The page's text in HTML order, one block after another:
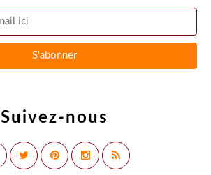
Suivez-nous